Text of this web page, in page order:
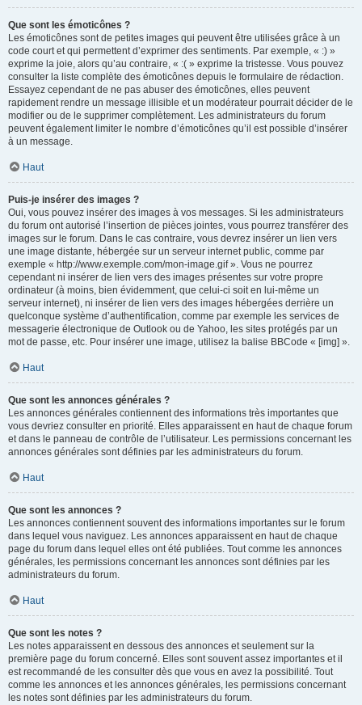
Que sont les émoticônes ?
Les émoticônes sont de petites images qui peuvent être utilisées grâce à un
code court et qui permettent d’exprimer des sentiments. Par exemple, « :) »
exprime la joie, alors qu’au contraire, « :( » exprime la tristesse. Vous pouvez
consulter la liste complète des émoticônes depuis le formulaire de rédaction.
Essayez cependant de ne pas abuser des émoticônes, elles peuvent
rapidement rendre un message illisible et un modérateur pourrait décider de le
modifier ou de le supprimer complètement. Les administrateurs du forum
peuvent également limiter le nombre d’émoticônes qu’il est possible d’insérer
à un message.
Haut
Puis-je insérer des images ?
Oui, vous pouvez insérer des images à vos messages. Si les administrateurs
du forum ont autorisé l’insertion de pièces jointes, vous pourrez transférer des
images sur le forum. Dans le cas contraire, vous devrez insérer un lien vers
une image distante, hébergée sur un serveur internet public, comme par
exemple « http://www.exemple.com/mon-image.gif ». Vous ne pourrez
cependant ni insérer de lien vers des images présentes sur votre propre
ordinateur (à moins, bien évidemment, que celui-ci soit en lui-même un
serveur internet), ni insérer de lien vers des images hébergées derrière un
quelconque système d’authentification, comme par exemple les services de
messagerie électronique de Outlook ou de Yahoo, les sites protégés par un
mot de passe, etc. Pour insérer une image, utilisez la balise BBCode « [img] ».
Haut
Que sont les annonces générales ?
Les annonces générales contiennent des informations très importantes que
vous devriez consulter en priorité. Elles apparaissent en haut de chaque forum
et dans le panneau de contrôle de l’utilisateur. Les permissions concernant les
annonces générales sont définies par les administrateurs du forum.
Haut
Que sont les annonces ?
Les annonces contiennent souvent des informations importantes sur le forum
dans lequel vous naviguez. Les annonces apparaissent en haut de chaque
page du forum dans lequel elles ont été publiées. Tout comme les annonces
générales, les permissions concernant les annonces sont définies par les
administrateurs du forum.
Haut
Que sont les notes ?
Les notes apparaissent en dessous des annonces et seulement sur la
première page du forum concerné. Elles sont souvent assez importantes et il
est recommandé de les consulter dès que vous en avez la possibilité. Tout
comme les annonces et les annonces générales, les permissions concernant
les notes sont définies par les administrateurs du forum.